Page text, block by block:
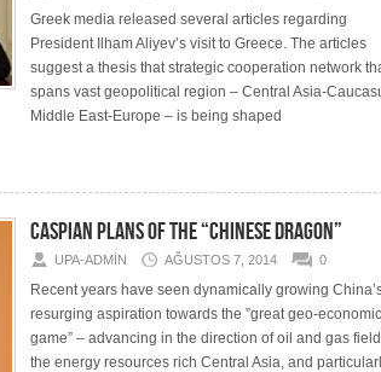
Greek media released several articles regarding
President Ilham Aliyev’s visit to Greece. The articles
suggest a thesis that strategic cooperation network
spans vast geopolitical region – Central Asia-
Middle East-Europe – is being shaped
CASPIAN PLANS OF THE “CHINESE DRAGON”
UPA-ADMIN AĞUSTOS 7, 2014 0
Recent years have seen dynamically growing
resurging aspiration towards the ”great geo-economic
game” – advancing in the direction of oil and gas
the energy resources rich Central Asia, and